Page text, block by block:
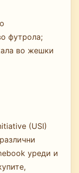
футрола;
во жешки
(USI)
уреди и